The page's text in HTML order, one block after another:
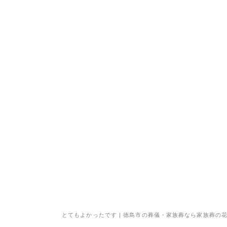
とてもよかったです | 徳島市の葬儀・家族葬なら家族葬の